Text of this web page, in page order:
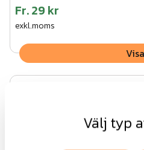
Fr.29 kr
exkl.moms
Visa
Välj typ